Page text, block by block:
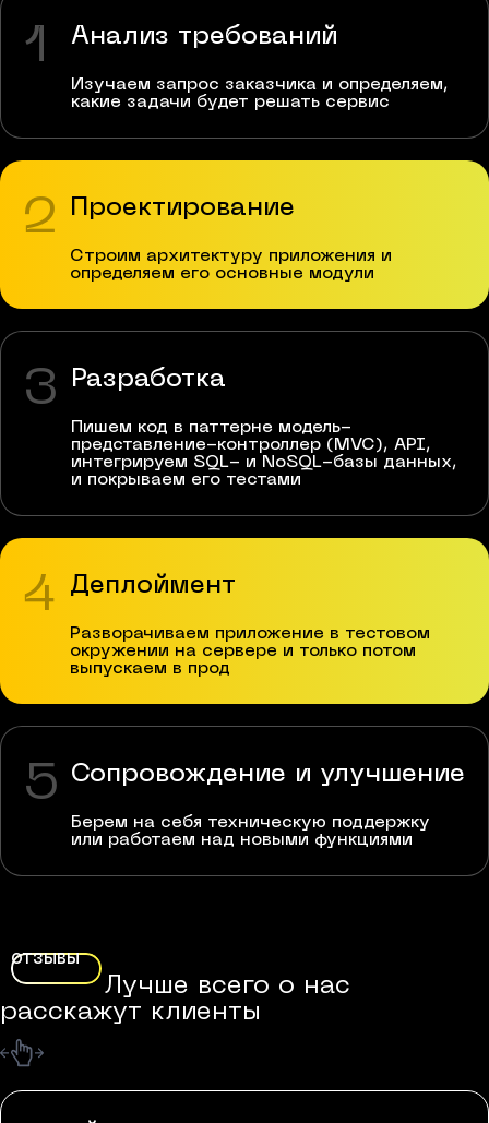
1 Анализ требований
Изучаем запрос заказчика и определяем,
какие задачи будет решать сервис
2 Проектирование
Строим архитектуру приложения и
определяем его основные модули
3 Разработка
Пишем код в паттерне модель-
представление-контроллер (MVC), API,
интегрируем SQL- и NoSQL-базы данных,
и покрываем его тестами
4 Деплоймент
Разворачиваем приложение в тестовом
окружении на сервере и только потом
выпускаем в прод
5 Сопровождение и улучшение
Берем на себя техническую поддержку
или работаем над новыми функциями
ОТЗЫВЫ
Лучше всего о нас
расскажут клиенты